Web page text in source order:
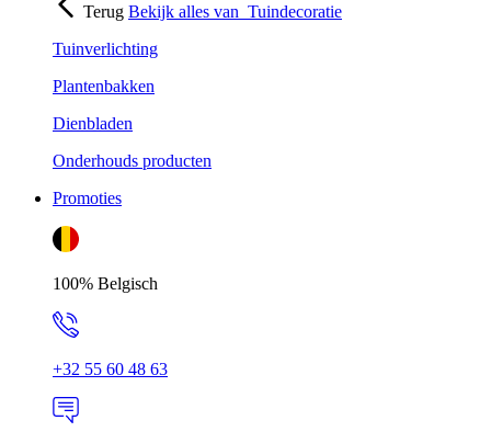
Terug Bekijk alles van Tuindecoratie
Tuinverlichting
Plantenbakken
Dienbladen
Onderhouds producten
Promoties
100% Belgisch
+32 55 60 48 63